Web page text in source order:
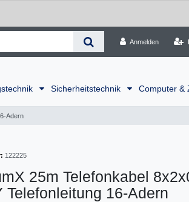
Anmelden
Sicherheitstechnik Computer &
Adern
122225
25m Telefonkabel
Telefonleitung 16-Adern